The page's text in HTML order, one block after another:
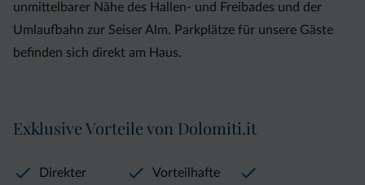
unmittelbarer Nähe des Hallen- und Freibades und der
Umlaufbahn zur Seiser Alm. Parkplätze für unsere Gäste
befinden sich direkt am Haus.
Exklusive Vorteile von Dolomiti.it
Direkter
Vorteilhafte